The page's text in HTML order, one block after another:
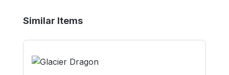
Skip product gallery
Similar Items